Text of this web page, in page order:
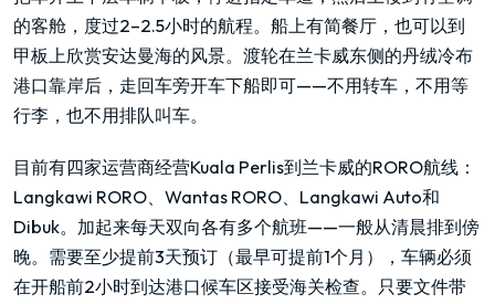
的客舱，度过2–2.5小时的航程。船上有简餐厅，也可以到
甲板上欣赏安达曼海的风景。渡轮在兰卡威东侧的丹绒冷布
港口靠岸后，走回车旁开车下船即可——不用转车，不用等
行李，也不用排队叫车。
目前有四家运营商经营Kuala Perlis到兰卡威的RORO航线：
Langkawi RORO、Wantas RORO、Langkawi Auto和
Dibuk。加起来每天双向各有多个航班——一般从清晨排到傍
晚。需要至少提前3天预订（最早可提前1个月），车辆必须
在开船前2小时到达港口候车区接受海关检查。只要文件带